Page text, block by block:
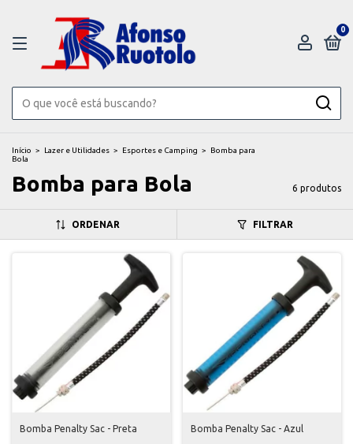
0
Início > Lazer e Utilidades > Esportes e Camping >
Bomba para
Bola
Bomba para Bola 6 produtos
ORDENAR FILTRAR
Bomba Penalty Sac - Preta Bomba Penalty Sac - Azul